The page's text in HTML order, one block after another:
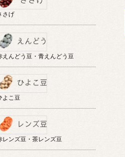
さげ
えんどう豆・青えんどう豆
よこ豆
レンズ豆・茶レンズ豆